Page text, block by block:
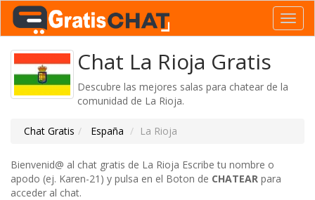
Chat La Rioja Gratis
Descubre las mejores salas para chatear de la
comunidad de La Rioja.
Chat Gratis España La Rioja
Bienvenid@ al chat gratis de La Rioja Escribe tu nombre o
apodo (ej. Karen-21) y pulsa en el Boton de CHATEAR para
acceder al chat.